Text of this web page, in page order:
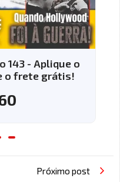
143 - Aplique o
o frete grátis!
Próximo post